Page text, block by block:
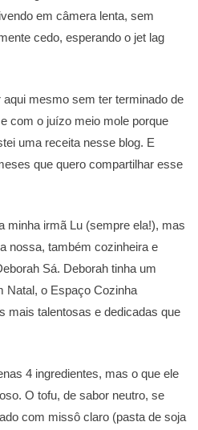
em câmera lenta, sem
cedo, esperando o jet lag
mesmo sem ter terminado de
com o juízo meio mole porque
uma receita nesse blog. E
que quero compartilhar esse
minha irmã Lu (sempre ela!), mas
nossa, também cozinheira e
Sá. Deborah tinha um
Natal, o Espaço Cozinha
mais talentosas e dedicadas que
4 ingredientes, mas o que ele
O tofu, de sabor neutro, se
com missô claro (pasta de soja